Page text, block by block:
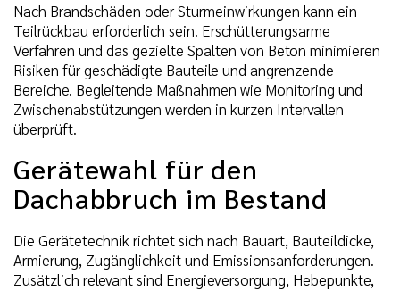
Nach Brandschäden oder Sturmeinwirkungen kann ein
Teilrückbau erforderlich sein. Erschütterungsarme
Verfahren und das gezielte Spalten von Beton minimieren
Risiken für geschädigte Bauteile und angrenzende
Bereiche. Begleitende Maßnahmen wie Monitoring und
Zwischenabstützungen werden in kurzen Intervallen
überprüft.
Gerätewahl für den
Dachabbruch im Bestand
Die Gerätetechnik richtet sich nach Bauart, Bauteildicke,
Armierung, Zugänglichkeit und Emissionsanforderungen.
Zusätzlich relevant sind Energieversorgung, Hebepunkte,